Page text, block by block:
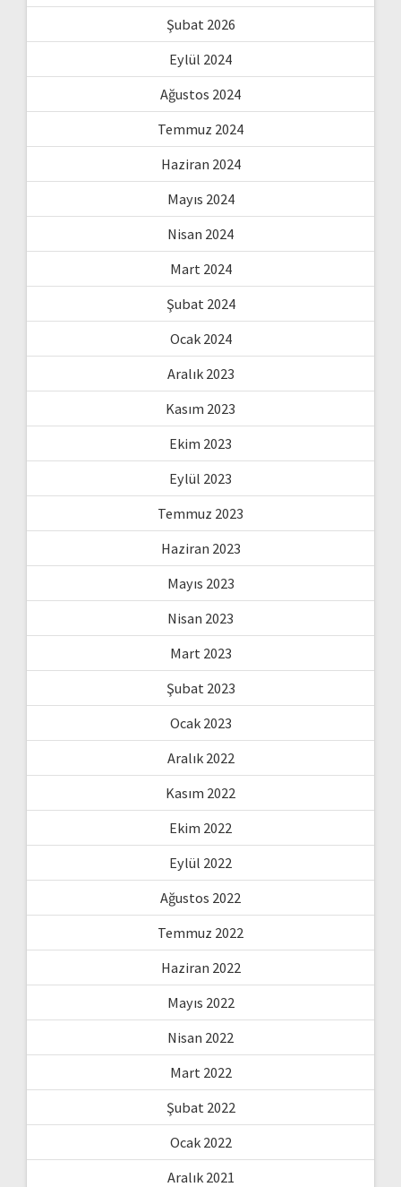
Şubat 2026
Eylül 2024
Ağustos 2024
Temmuz 2024
Haziran 2024
Mayıs 2024
Nisan 2024
Mart 2024
Şubat 2024
Ocak 2024
Aralık 2023
Kasım 2023
Ekim 2023
Eylül 2023
Temmuz 2023
Haziran 2023
Mayıs 2023
Nisan 2023
Mart 2023
Şubat 2023
Ocak 2023
Aralık 2022
Kasım 2022
Ekim 2022
Eylül 2022
Ağustos 2022
Temmuz 2022
Haziran 2022
Mayıs 2022
Nisan 2022
Mart 2022
Şubat 2022
Ocak 2022
Aralık 2021